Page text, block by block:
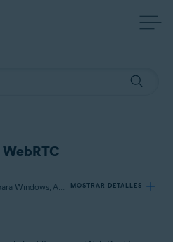
Se aplica a Avast SecureLine VPN para Windows, Avast SecureLine VPN para Mac MOSTRAR DETALLES